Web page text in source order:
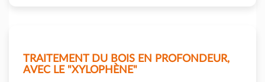
TRAITEMENT DU BOIS EN PROFONDEUR,
AVEC LE "XYLOPHÈNE"